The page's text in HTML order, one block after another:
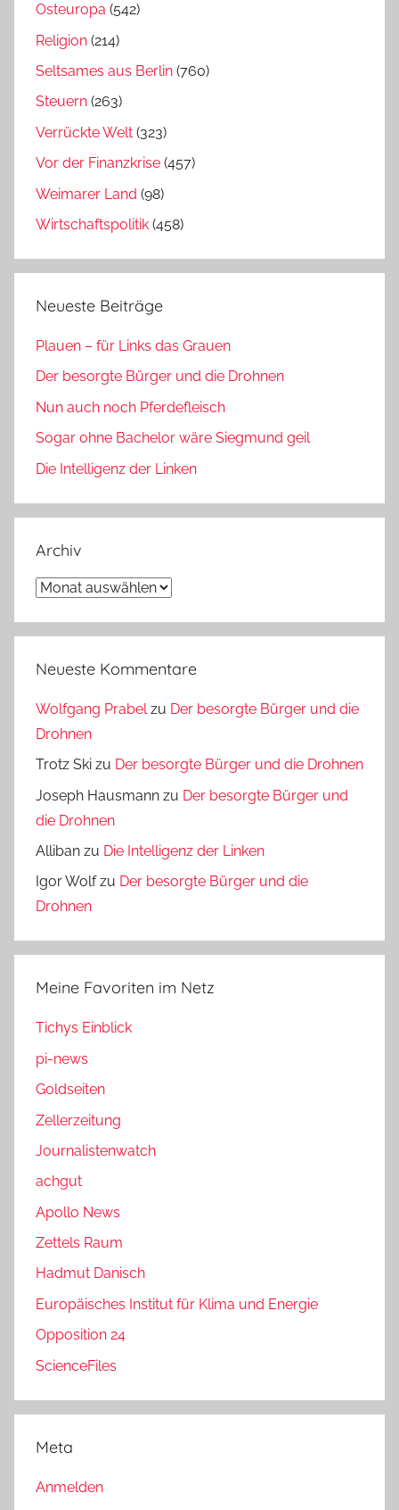
Osteuropa (542)
Religion (214)
Seltsames aus Berlin (760)
Steuern (263)
Verrückte Welt (323)
Vor der Finanzkrise (457)
Weimarer Land (98)
Wirtschaftspolitik (458)
Neueste Beiträge
Plauen – für Links das Grauen
Der besorgte Bürger und die Drohnen
Nun auch noch Pferdefleisch
Sogar ohne Bachelor wäre Siegmund geil
Die Intelligenz der Linken
Archiv
Archiv
Neueste Kommentare
Wolfgang Prabel zu Der besorgte Bürger und die
Drohnen
Trotz Ski zu Der besorgte Bürger und die Drohnen
Joseph Hausmann zu Der besorgte Bürger und
die Drohnen
Alliban zu Die Intelligenz der Linken
Igor Wolfzu Der besorgte Bürger und die
Drohnen
Meine Favoriten im Netz
Tichys Einblick
pi-news
Goldseiten
Zellerzeitung
Journalistenwatch
achgut
Apollo News
Zettels Raum
Hadmut Danisch
Europäisches Institut für Klima und Energie
Opposition 24
ScienceFiles
Meta
Anmelden